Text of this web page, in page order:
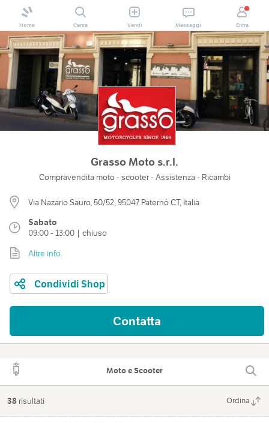
Home Cerca Vendi Messaggi Entra
Grasso Moto s.r.l.
Compravendita moto - scooter - Assistenza - Ricambi
Via Nazario Sauro, 50/52, 95047 Paternò CT, Italia
Sabato
09:00 - 13:00 | chiuso
Altre info
Condividi Shop
Contatta
Moto e Scooter
38 risultati Ordina